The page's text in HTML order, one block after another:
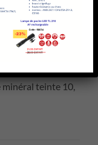
minéral teinte 10,